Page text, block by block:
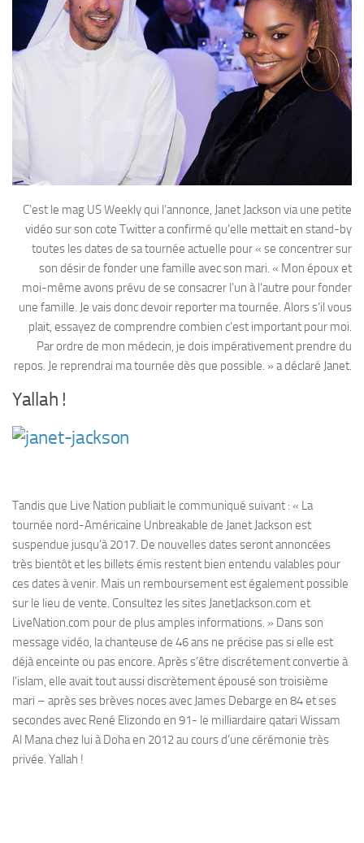
C’est le mag US Weekly qui l’annonce, Janet Jackson via une petite
vidéo sur son cote Twitter a confirmé qu’elle mettait en stand-by
toutes les dates de sa tournée actuelle pour « se concentrer sur
son désir de fonder une famille avec son mari. « Mon époux et
moi-même avons prévu de se consacrer l’un à l’autre pour fonder
une famille. Je vais donc devoir reporter ma tournée. Alors s’il vous
plait, essayez de comprendre combien c’est important pour moi.
Par ordre de mon médecin, je dois impérativement prendre du
repos. Je reprendrai ma tournée dès que possible. » a déclaré Janet.
Yallah !
Tandis que Live Nation publiait le communiqué suivant : « La
tournée nord-Américaine Unbreakable de Janet Jackson est
suspendue jusqu’à 2017. De nouvelles dates seront annoncées
très bientôt et les billets émis restent bien entendu valables pour
ces dates à venir. Mais un remboursement est également possible
sur le lieu de vente. Consultez les sites JanetJackson.com et
LiveNation.com pour de plus amples informations. » Dans son
message vidéo, la chanteuse de 46 ans ne précise pas si elle est
déjà enceinte ou pas encore. Après s’être discrétement convertie à
l’islam, elle avait tout aussi discrètement épousé son troisième
mari – après ses brèves noces avec James Debarge en 84 et ses
secondes avec René Elizondo en 91- le milliardaire qatari Wissam
Al Mana chez lui à Doha en 2012 au cours d’une cérémonie très
privée. Yallah !